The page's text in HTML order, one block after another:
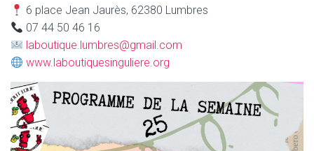
6 place Jean Jaurès, 62380 Lumbres
07 44 50 46 16
laboutique.lumbres@gmail.com
www.laboutiquesinguliere.org